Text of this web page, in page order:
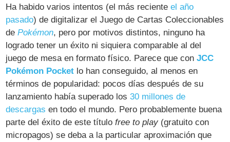
Ha habido varios intentos (el más recienteel año
pasado) de digitalizar el Juego de Cartas Coleccionables
dePokémon, pero por motivos distintos, ninguno ha
logrado tener un éxito ni siquiera comparable al del
juego de mesa en formato físico. Parece que conJCC
Pokémon Pocket lo han conseguido, al menos en
términos de popularidad: pocos días después de su
lanzamiento había superado los30 millones de
descargas en todo el mundo. Pero probablemente buena
parte del éxito de este títulofree to play (gratuito con
micropagos) se deba a la particular aproximación que